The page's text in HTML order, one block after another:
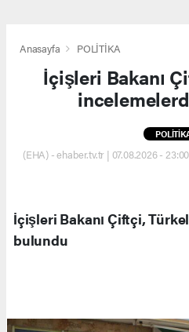
Anasayfa POLİTİKA
İçişleri Bakanı
(EHA) - ehaber.tv.tr | 07.08.2026 -
İçişleri Bakanı Çiftçi,
bulundu